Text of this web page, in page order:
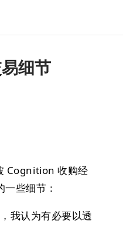
细节
Cognition 收购经
些细节：
我认为有必要以透